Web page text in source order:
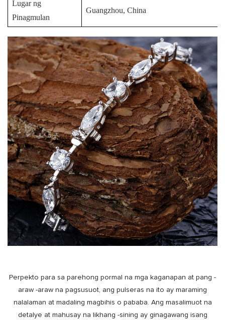
Lugar ng
Pinagmulan
Guangzhou, China
Perpekto para sa parehong pormal na mga kaganapan at pang -
araw -araw na pagsusuot, ang pulseras na ito ay maraming
nalalaman at madaling magbihis o pababa. Ang masalimuot na
detalye at mahusay na likhang -sining ay ginagawang isang